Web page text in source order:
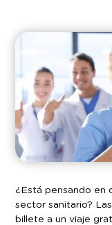
¿Está pensando en
sector sanitario?
billete a un viaje